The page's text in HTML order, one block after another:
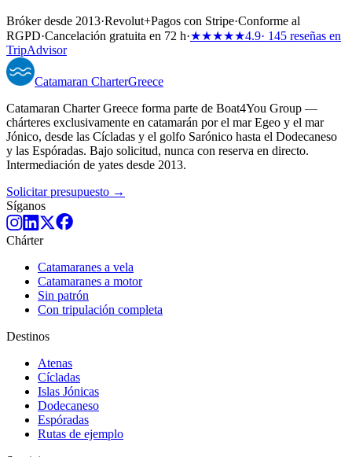
Bróker desde 2013·Revolut+Pagos con Stripe·Conforme al
RGPD·Cancelación gratuita en 72 h·★★★★★4.9· 145 reseñas en
TripAdvisor
Catamaran CharterGreece
Catamaran Charter Greece forma parte de Boat4You Group —
chárteres exclusivamente en catamarán por el mar Egeo y el mar
Jónico, desde las Cícladas y el golfo Sarónico hasta el Dodecaneso
y las Espóradas. Bajo solicitud, nunca con reserva en directo.
Intermediación de yates desde 2013.
Solicitar presupuesto →
Síganos
Chárter
Catamaranes a vela
Catamaranes a motor
Sin patrón
Con tripulación completa
Destinos
Atenas
Cícladas
Islas Jónicas
Dodecaneso
Espóradas
Rutas de ejemplo